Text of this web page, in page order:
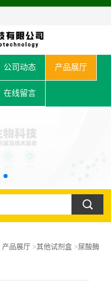
公司动态 产品展厅
在线留言
产品展厅>其他试剂盒>尿酸酶